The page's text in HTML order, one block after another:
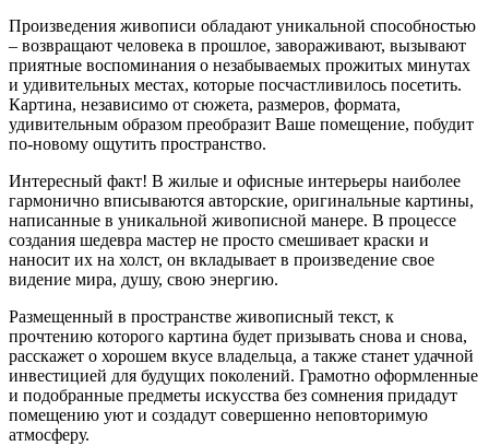
Произведения живописи обладают уникальной способностью
– возвращают человека в прошлое, завораживают, вызывают
приятные воспоминания о незабываемых прожитых минутах
и удивительных местах, которые посчастливилось посетить.
Картина, независимо от сюжета, размеров, формата,
удивительным образом преобразит Ваше помещение, побудит
по-новому ощутить пространство.
Интересный факт! В жилые и офисные интерьеры наиболее
гармонично вписываются авторские, оригинальные картины,
написанные в уникальной живописной манере. В процессе
создания шедевра мастер не просто смешивает краски и
наносит их на холст, он вкладывает в произведение свое
видение мира, душу, свою энергию.
Размещенный в пространстве живописный текст, к
прочтению которого картина будет призывать снова и снова,
расскажет о хорошем вкусе владельца, а также станет удачной
инвестицией для будущих поколений. Грамотно оформленные
и подобранные предметы искусства без сомнения придадут
помещению уют и создадут совершенно неповторимую
атмосферу.